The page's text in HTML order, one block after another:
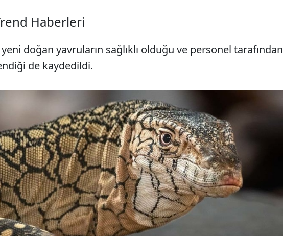
Haberleri
doğan yavruların sağlıklı olduğu ve personel tarafından
de kaydedildi.